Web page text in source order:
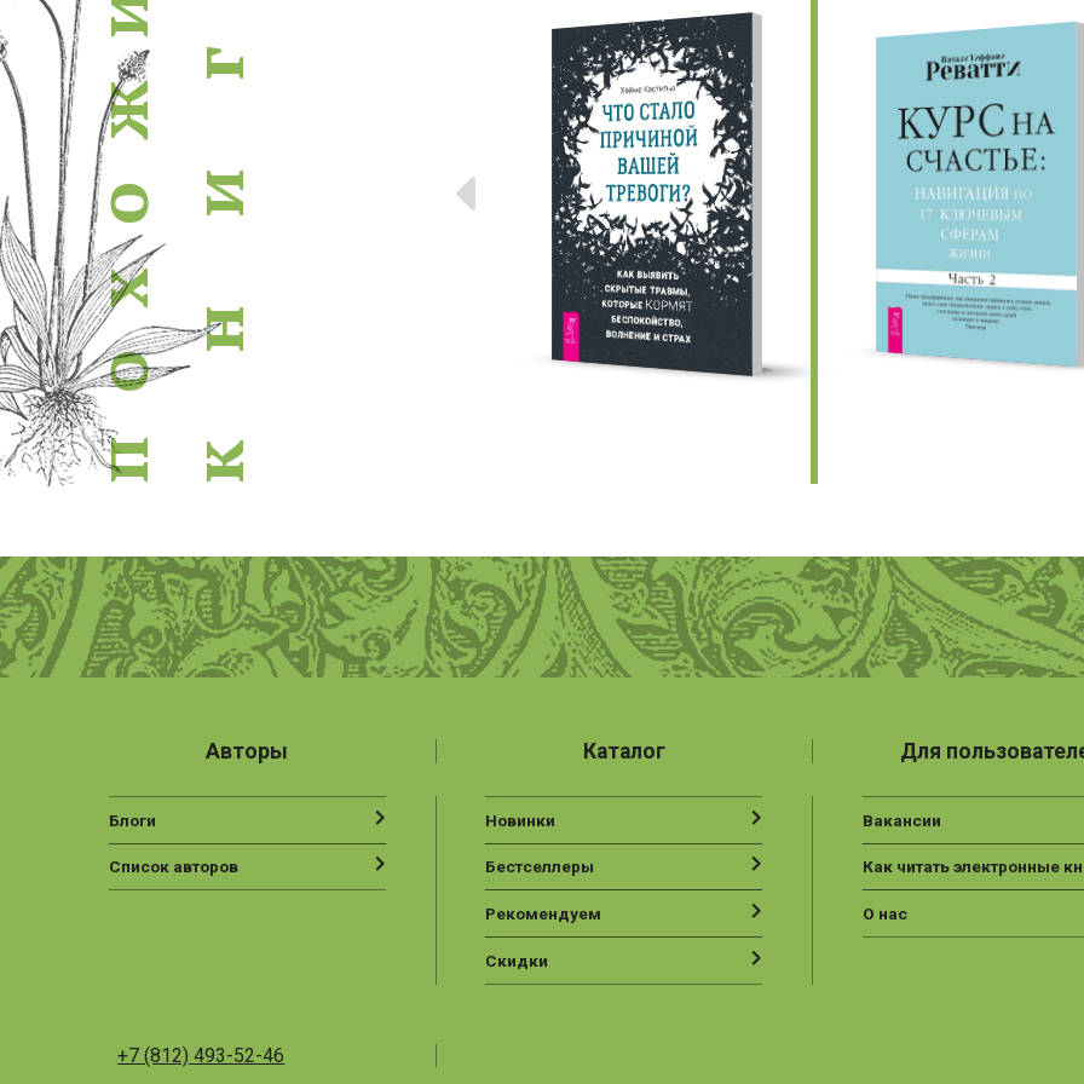
п
о
х
о
ж
и
к
н
и
г
Предыдущие
Авторы
Блоги
Список авторов
Каталог
Новинки
Бестселлеры
Рекомендуем
Скидки
Для
Вакансии
Как читать электронные
О нас
+7 (812) 493-52-46